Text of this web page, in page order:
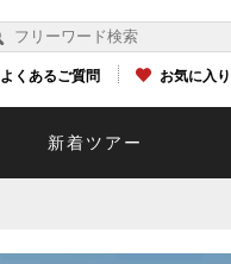
よくあるご質問 お気に入り
新着ツアー